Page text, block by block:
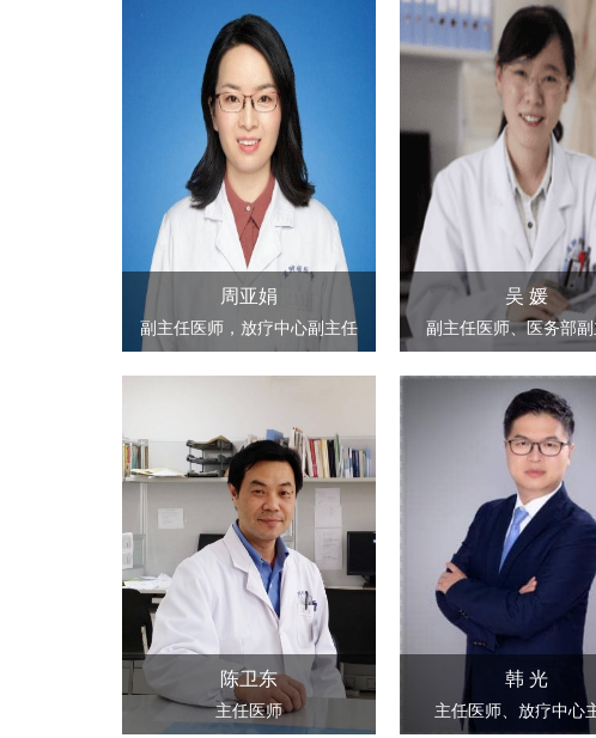
周亚娟
副主任医师，放疗中心副主任
吴 媛
副主任医师、医务部
陈卫东
主任医师
韩 光
主任医师、放疗中心